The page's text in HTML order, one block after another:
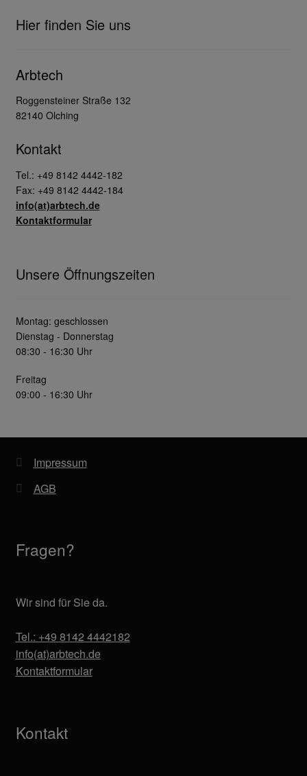
Hier finden Sie uns
Arbtech
Roggensteiner Straße 132
82140 Olching
Kontakt
Tel.: +49 8142 4442-182
Fax: +49 8142 4442-184
info(at)arbtech.de
Kontaktformular
Unsere Öffnungszeiten
Montag: geschlossen
Dienstag - Donnerstag
08:30 - 16:30 Uhr
Freitag
09:00 - 16:30 Uhr
Impressum
AGB
Fragen?
Wir sind für Sie da.
Tel.: +49 8142 4442182
info(at)arbtech.de
Kontaktformular
Kontakt